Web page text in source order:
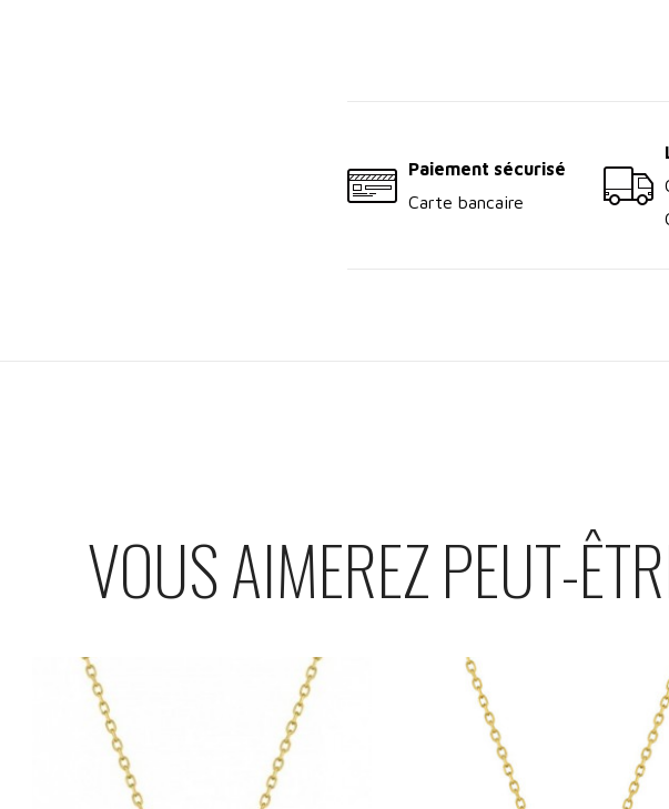
Paiement sécurisé
Carte bancaire
VOUS AIMEREZ PEUT-